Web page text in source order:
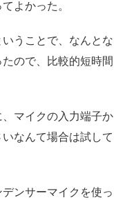
よかった。
うことで、なんとな
ので、比較的短時間
マイクの入力端子か
なんて場合は試して
ンサーマイクを使っ